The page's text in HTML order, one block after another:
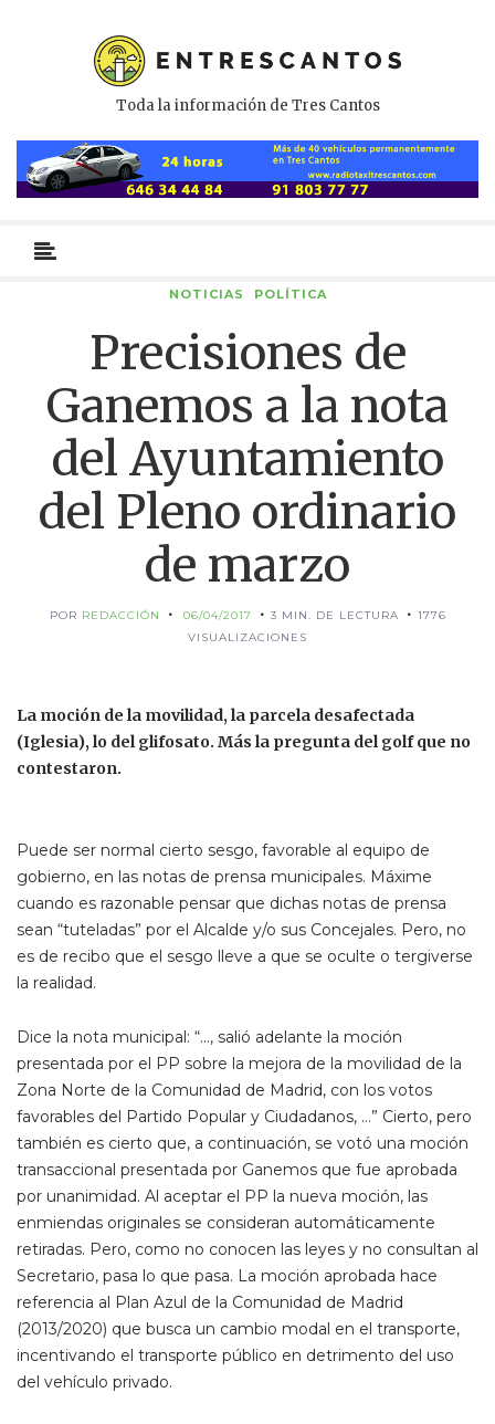
Toda la información de Tres Cantos
primario
NOTICIAS POLÍTICA
Precisiones de
Ganemos a la nota
del Ayuntamiento
del Pleno ordinario
de marzo
POR REDACCIÓN 06/04/2017 3 MIN. DE LECTURA
1776
VISUALIZACIONES
La moción de la movilidad, la parcela desafectada
(Iglesia), lo del glifosato. Más la pregunta del golf que no
contestaron.
Puede ser normal cierto sesgo, favorable al equipo de
gobierno, en las notas de prensa municipales. Máxime
cuando es razonable pensar que dichas notas de prensa
sean “tuteladas” por el Alcalde y/o sus Concejales. Pero, no
es de recibo que el sesgo lleve a que se oculte o tergiverse
la realidad.
Dice la nota municipal: “…, salió adelante la moción
presentada por el PP sobre la mejora de la movilidad de la
Zona Norte de la Comunidad de Madrid, con los votos
favorables del Partido Popular y Ciudadanos, …” Cierto, pero
también es cierto que, a continuación, se votó una moción
transaccional presentada por Ganemos que fue aprobada
por unanimidad. Al aceptar el PP la nueva moción, las
enmiendas originales se consideran automáticamente
retiradas. Pero, como no conocen las leyes y no consultan al
Secretario, pasa lo que pasa. La moción aprobada hace
referencia al Plan Azul de la Comunidad de Madrid
(2013/2020) que busca un cambio modal en el transporte,
incentivando el transporte público en detrimento del uso
del vehículo privado.